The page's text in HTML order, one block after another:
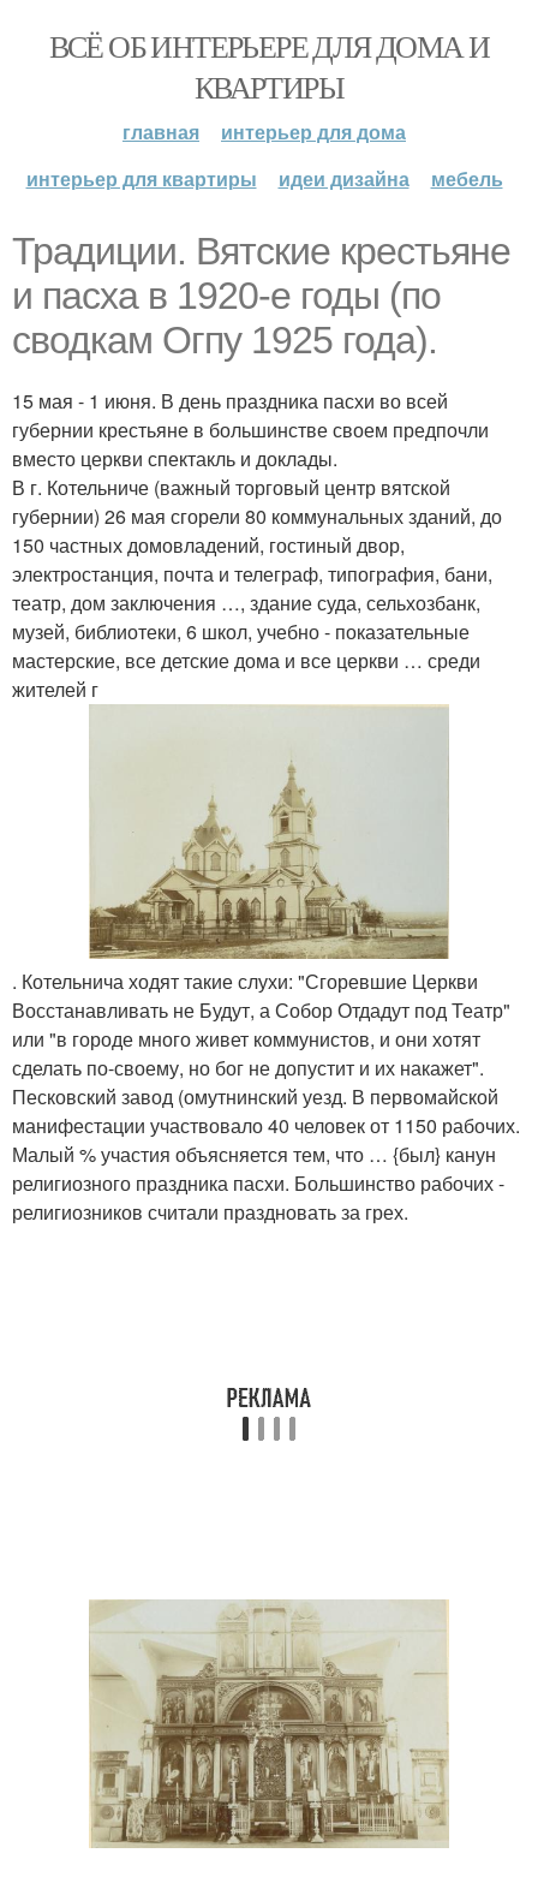
ВСЁ ОБ ИНТЕРЬЕРЕ ДЛЯ ДОМА И
КВАРТИРЫ
главная
интерьер для дома
интерьер для квартиры
идеи дизайна мебель
Традиции. Вятские крестьяне
и пасха в 1920-е годы (по
сводкам Огпу 1925 года).
15 мая - 1 июня. В день праздника пасхи во всей
губернии крестьяне в большинстве своем предпочли
вместо церкви спектакль и доклады.
В г. Котельниче (важный торговый центр вятской
губернии) 26 мая сгорели 80 коммунальных зданий, до
150 частных домовладений, гостиный двор,
электростанция, почта и телеграф, типография, бани,
театр, дом заключения …, здание суда, сельхозбанк,
музей, библиотеки, 6 школ, учебно - показательные
мастерские, все детские дома и все церкви … среди
жителей г
. Котельнича ходят такие слухи: "Сгоревшие Церкви
Восстанавливать не Будут, а Собор Отдадут под Театр"
или "в городе много живет коммунистов, и они хотят
сделать по-своему, но бог не допустит и их накажет".
Песковский завод (омутнинский уезд. В первомайской
манифестации участвовало 40 человек от 1150 рабочих.
Малый % участия объясняется тем, что … {был} канун
религиозного праздника пасхи. Большинство рабочих -
религиозников считали праздновать за грех.